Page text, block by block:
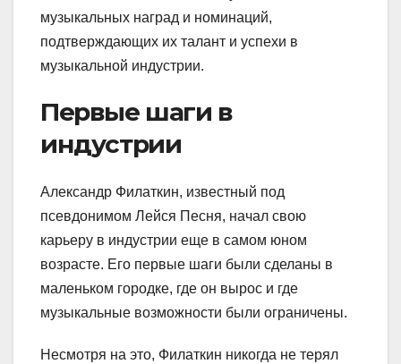
музыкальных наград и номинаций,
подтверждающих их талант и успехи в
музыкальной индустрии.
Первые шаги в
индустрии
Александр Филаткин, известный под
псевдонимом Лейся Песня, начал свою
карьеру в индустрии еще в самом юном
возрасте. Его первые шаги были сделаны в
маленьком городке, где он вырос и где
музыкальные возможности были ограничены.
Несмотря на это, Филаткин никогда не терял